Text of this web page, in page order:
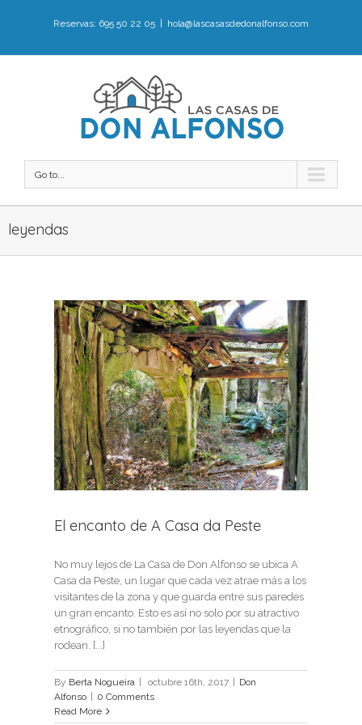
Reservas: 695 50 22 05 hola@lascasasdedonalfonso.com
Go to...
leyendas
El encanto de A Casa da Peste
No muy lejos de La Casa de Don Alfonso se ubica A
Casa da Peste, un lugar que cada vez atrae más a los
visitantes de la zona y que guarda entre sus paredes
un gran encanto. Esto es así no solo por su atractivo
etnográfico, si no también por las leyendas que la
rodean. [...]
By Berta Nogueira octubre 16th, 2017
Don
Alfonso
0 Comments
Read More